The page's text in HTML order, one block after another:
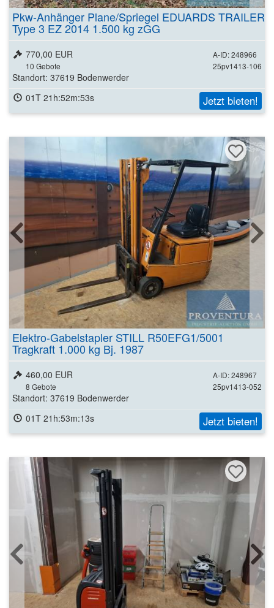
Pkw-Anhänger Plane/Spriegel EDUARDS TRAILER
Type 3 EZ 2014 1.500 kg zGG
A-ID: 248966
25pv1413-106
770,00 EUR
10 Gebote
Standort: 37619 Bodenwerder
01T 21h:52m:51s
Jetzt bieten!
Elektro-Gabelstapler STILL R50EFG1/5001
Tragkraft 1.000 kg Bj. 1987
A-ID: 248967
25pv1413-052
460,00 EUR
8 Gebote
Standort: 37619 Bodenwerder
01T 21h:53m:11s
Jetzt bieten!